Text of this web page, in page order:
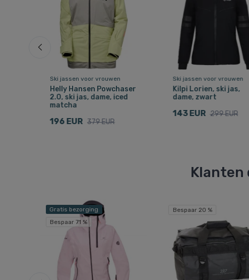
Ski jassen voor vrouwen
Helly Hansen Powchaser
2.0, ski jas, dame, iced
matcha
196 EUR 379 EUR
Ski jassen voor vrouwen
Kilpi Lorien, ski jas,
dame, zwart
143 EUR 299 EUR
Klanten
Gratis bezorging
Bespaar 71 %
Bespaar 20 %